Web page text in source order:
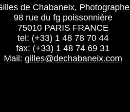
de Chabaneix, Photographe
98 rue du fg poissonnière
75010 PARIS FRANCE
tel: (+33) 1 48 78 70 44
fax: (+33) 1 48 74 69 31
Mail: gilles@dechabaneix.com